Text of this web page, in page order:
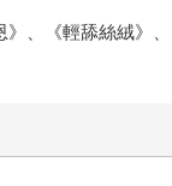
、《輕舔絲絨》